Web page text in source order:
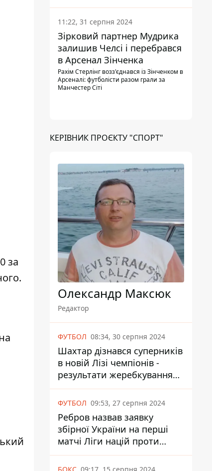
за
11:22, 31 серпня 2024
Зірковий партнер Мудрика
залишив Челсі і перебрався
в Арсенал Зінченка
Рахім Стерлінг возз'єднався із Зінченком в
Арсеналі: футболісти разом грали за
Манчестер Сіті
КЕРІВНИК ПРОЄКТУ "СПОРТ"
Олександр Максюк
Редактор
ФУТБОЛ 08:34, 30 серпня 2024
Шахтар дізнався суперників
в новій Лізі чемпіонів -
результати жеребкування
UEFA
ФУТБОЛ 09:53, 27 серпня 2024
Ребров назвав заявку
збірної України на перші
матчі Ліги націй проти
Албанії та Чехії
БОКС 09:17, 15 серпня 2024